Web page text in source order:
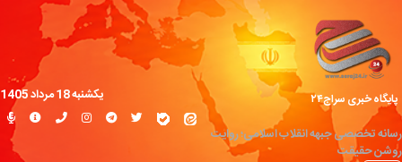
پایگاه خبری سراج۲۴
رسانه تخصصی جبهه انقلاب اسلامی؛ روایت
روشن حقیقت
یکشنبه 18 مرداد 1405